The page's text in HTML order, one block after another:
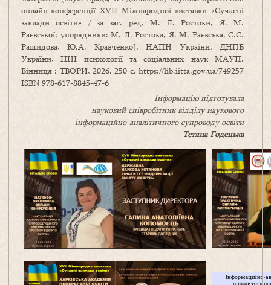
онлайн-конференції XVII Міжнародної виставки «Сучасні
заклади освіти» / за заг. ред. М. Л. Ростоки, Я. М.
Раєвської; упорядники: М. Л. Ростока, Я. М. Раєвська, С.С.
Рашидова, Ю.А. Кравченко], НАПН України, ДНПБ
України, ННІ психології та соціальних наук МАУП.
Вінниця : ТВОРИ, 2026. 250 с. https://lib.iitta.gov.ua/749257
ISBN 978-617-8845-47-6
Інформацію підготувала
науковий співробітник відділу наукового
інформаційно-аналітичного супроводу освіти
Тетяна Годецька